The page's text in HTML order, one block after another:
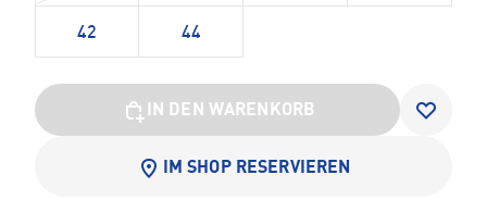
42 44
IN DEN WARENKORB
IM SHOP RESERVIEREN